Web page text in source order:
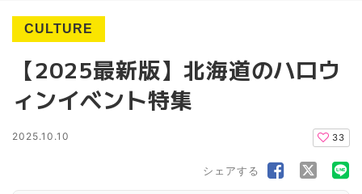
CULTURE
【2025最新版】北海道のハロウ
ィンイベント特集
2025.10.10 33
シェアする